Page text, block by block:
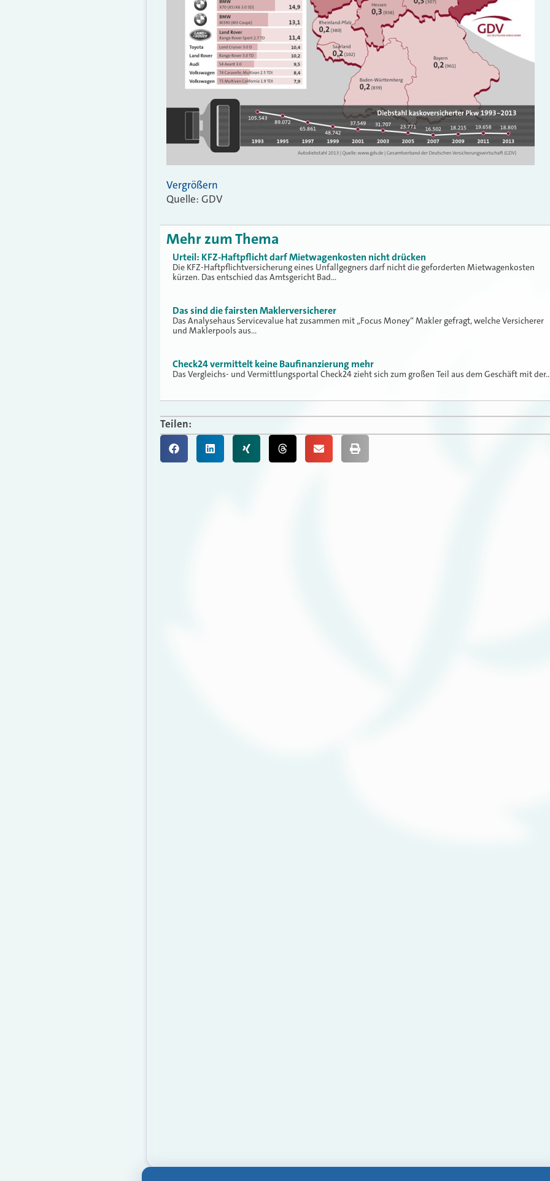
Vergrößern
Quelle: GDV
Mehr zum Thema
Urteil: KFZ-Haftpflicht darf Mietwagenkosten nicht drücken
Die KFZ-Haftpflichtversicherung eines Unfallgegners darf nicht die geforderten Mietwagenkosten
kürzen. Das entschied das Amtsgericht Bad…
Das sind die fairsten Maklerversicherer
Das Analysehaus Servicevalue hat zusammen mit „Focus Money“ Makler gefragt, welche Versicherer
und Maklerpools aus…
Check24 vermittelt keine Baufinanzierung mehr
Das Vergleichs- und Vermittlungsportal Check24 zieht sich zum großen Teil aus dem Geschäft mit
Teilen: